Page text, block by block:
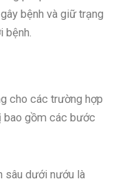
bệnh và giữ trạng
cho các trường hợp
bao gồm các bước
sâu dưới nướu là